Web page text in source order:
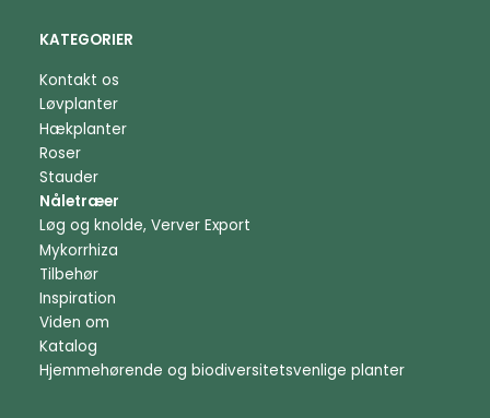
KATEGORIER
Kontakt os
Løvplanter
Hækplanter
Roser
Stauder
Nåletræer
Løg og knolde, Verver Export
Mykorrhiza
Tilbehør
Inspiration
Viden om
Katalog
Hjemmehørende og biodiversitetsvenlige planter